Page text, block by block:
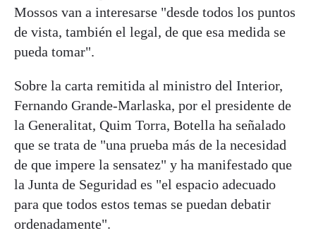
Mossos van a interesarse "desde todos los puntos
de vista, también el legal, de que esa medida se
pueda tomar".
Sobre la carta remitida al ministro del Interior,
Fernando Grande-Marlaska, por el presidente de
la Generalitat, Quim Torra, Botella ha señalado
que se trata de "una prueba más de la necesidad
de que impere la sensatez" y ha manifestado que
la Junta de Seguridad es "el espacio adecuado
para que todos estos temas se puedan debatir
ordenadamente".